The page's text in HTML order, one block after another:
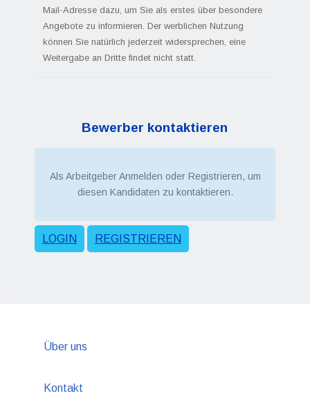
Mail-Adresse dazu, um Sie als erstes über besondere
Angebote zu informieren. Der werblichen Nutzung
können Sie natürlich jederzeit widersprechen, eine
Weitergabe an Dritte findet nicht statt.
Bewerber kontaktieren
Als Arbeitgeber Anmelden oder Registrieren, um
diesen Kandidaten zu kontaktieren.
LOGIN REGISTRIEREN
Über uns
Kontakt